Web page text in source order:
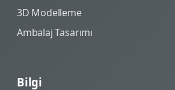
3D Modelleme
Ambalaj Tasarımı
Bilgi